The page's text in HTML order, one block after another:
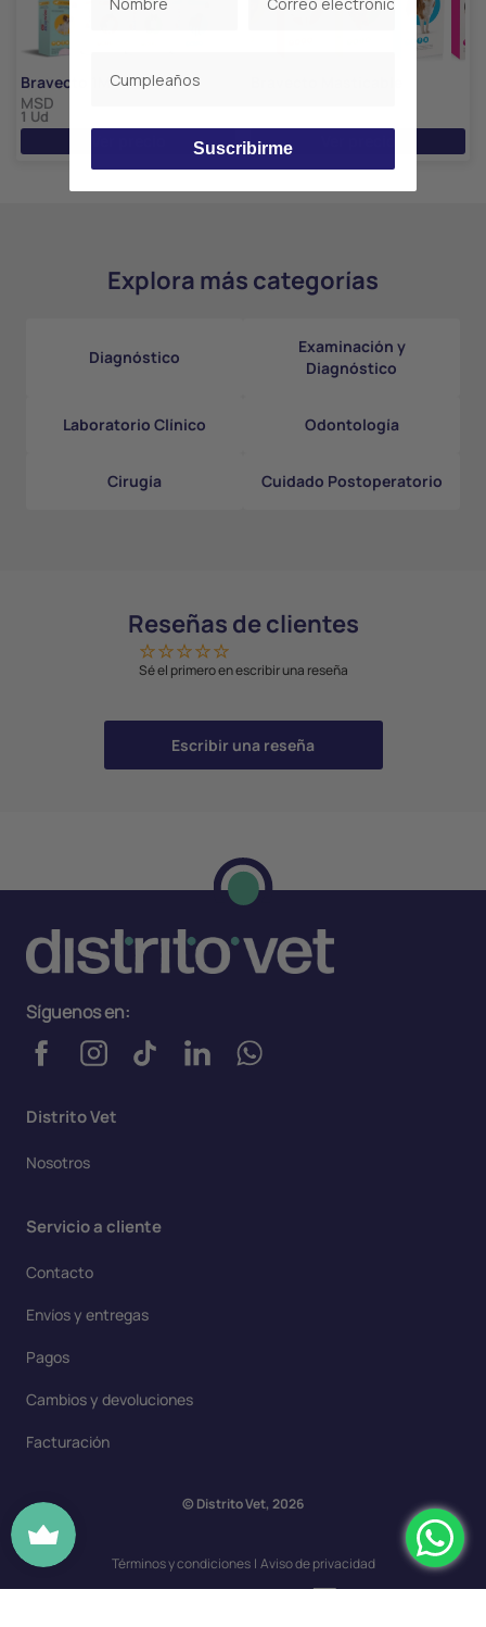
Bravecto 1M
MSD
1 Ud
Explora más categorías
Diagnóstico
Examinación y
Diagnóstico
Laboratorio Clínico Odontología
Cirugía Cuidado Postoperatorio
Reseñas de clientes
Sé el primero en escribir una reseña
Escribir una reseña
Distrito Vet
Nosotros
Servicio a cliente
Contacto
Envíos y entregas
Pagos
Cambios y devoluciones
Facturación
Síguenos en:
© Distrito Vet, 2026
Términos y condiciones | Aviso de privacidad
Suscribirme